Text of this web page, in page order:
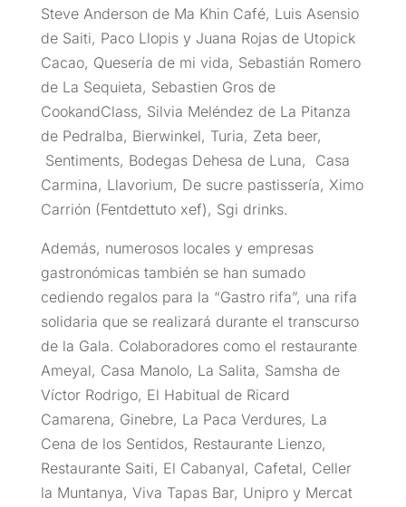
Steve Anderson de Ma Khin Café, Luis Asensio
de Saiti, Paco Llopis y Juana Rojas de Utopick
Cacao, Quesería de mi vida, Sebastián Romero
de La Sequieta, Sebastien Gros de
CookandClass, Silvia Meléndez de La Pitanza
de Pedralba, Bierwinkel, Turia, Zeta beer,
Sentiments, Bodegas Dehesa de Luna, Casa
Carmina, Llavorium, De sucre pastissería, Ximo
Carrión (Fentdettuto xef), Sgi drinks.
Además, numerosos locales y empresas
gastronómicas también se han sumado
cediendo regalos para la “Gastro rifa”, una rifa
solidaria que se realizará durante el transcurso
de la Gala. Colaboradores como el restaurante
Ameyal, Casa Manolo, La Salita, Samsha de
Víctor Rodrigo, El Habitual de Ricard
Camarena, Ginebre, La Paca Verdures, La
Cena de los Sentidos, Restaurante Lienzo,
Restaurante Saiti, El Cabanyal, Cafetal, Celler
la Muntanya, Viva Tapas Bar, Unipro y Mercat